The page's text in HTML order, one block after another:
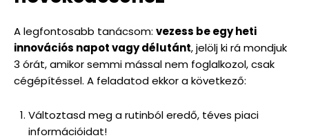
A legfontosabb tanácsom: vezess be egy heti
innovációs napot vagy délutánt, jelölj ki rá mondjuk
3 órát, amikor semmi mással nem foglalkozol, csak
cégépítéssel. A feladatod ekkor a következő:
Változtasd meg a rutinból eredő, téves piaci
információidat!